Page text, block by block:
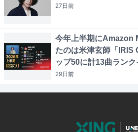
27日前
今年上半期にAmazon
たのは米津玄師「IRIS
ップ50に計13曲ランク
29日前